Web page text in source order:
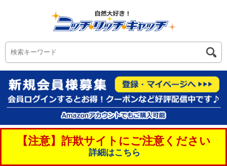
【注意】詐欺サイトにご注意ください
詳細はこちら